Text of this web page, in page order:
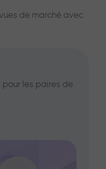
de marché avec
pour les paires de